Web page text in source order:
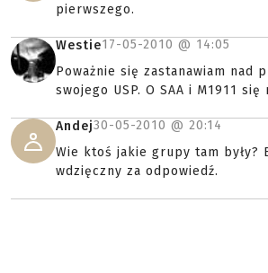
pierwszego.
Westie17-05-2010 @ 14:05
Poważnie się zastanawiam nad
swojego USP. O SAA i M1911
Andej30-05-2010 @ 20:14
Wie ktoś jakie grupy tam były?
wdzięczny za odpowiedź.